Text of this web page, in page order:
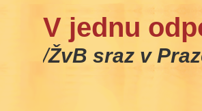
V jednu
/ŽvB sraz v